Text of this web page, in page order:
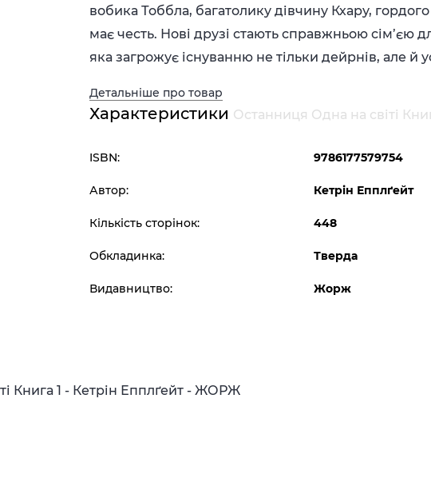
вобика Тоббла, багатолику дівчину Кхару,
має честь. Нові друзі стають справжньою
яка загрожує існуванню не тільки дейрнів, але й
Детальніше про товар
Характеристики Останниця Одна на світі
ISBN: 9786177579754
Автор: Кетрін Епплґейт
Кількість сторінок: 448
Обкладинка: Тверда
Видавництво: Жорж
Книга 1 - Кетрін Епплґейт - ЖОРЖ